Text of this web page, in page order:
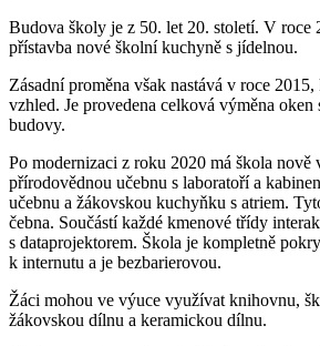
Budova školy je z 50. let 20. století. V roce
přístavba nové školní kuchyně s jídelnou.
Zásadní proměna však nastává v roce
vzhled. Je provedena celková výměna oken
budovy.
Po modernizaci z roku 2020 má škola nově
přírodovědnou učebnu s laboratoří a
učebnu a žákovskou kuchyňku s atriem.
čebna. Součástí každé kmenové třídy
s dataprojektorem. Škola je kompletně
k internutu a je bezbarierovou.
Žáci mohou ve výuce využívat knihovnu,
žákovskou dílnu a keramickou dílnu.